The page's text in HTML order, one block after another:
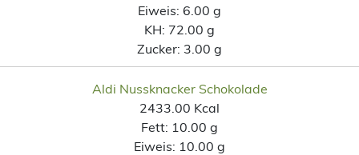
Eiweis: 6.00 g
KH: 72.00 g
Zucker: 3.00 g
Aldi Nussknacker Schokolade
2433.00 Kcal
Fett: 10.00 g
Eiweis: 10.00 g